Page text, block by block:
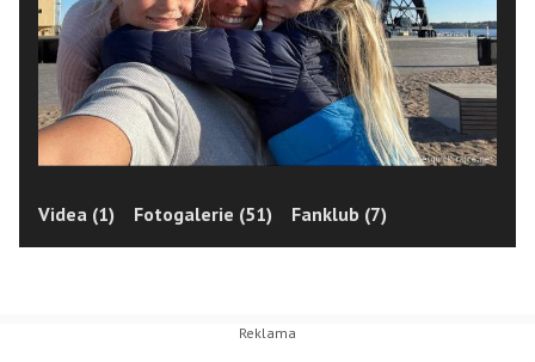
Videa (1) Fotogalerie (51) Fanklub (7)